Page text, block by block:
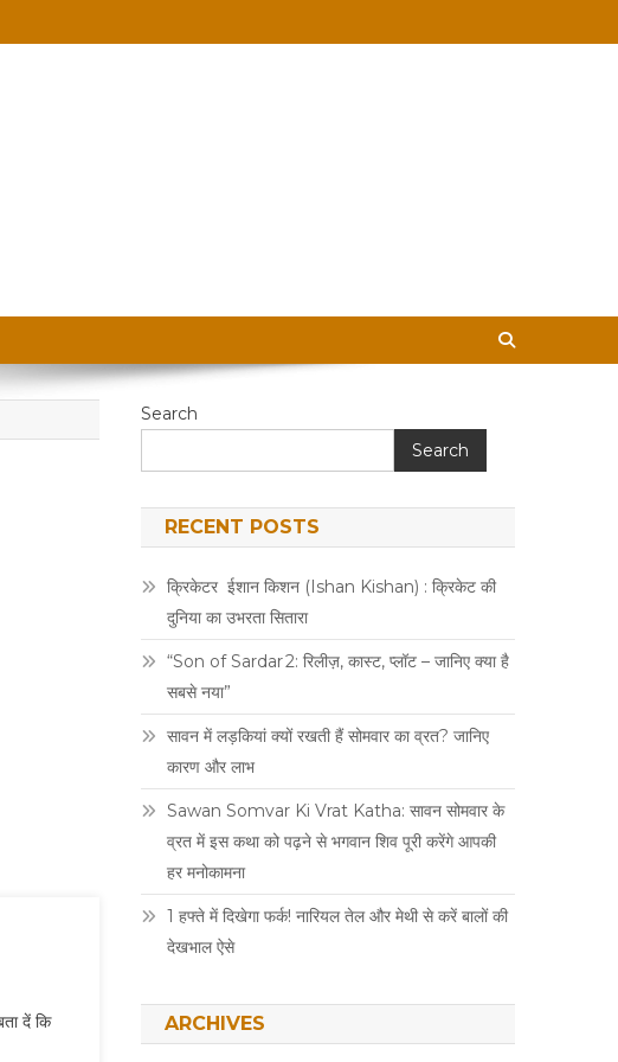
दें कि
Search
Search
RECENT POSTS
क्रिकेटर ईशान किशन (Ishan Kishan) : क्रिकेट की
दुनिया का उभरता सितारा
“Son of Sardar 2: रिलीज़, कास्ट, प्लॉट – जानिए क्या है
सबसे नया”
सावन में लड़कियां क्यों रखती हैं सोमवार का व्रत? जानिए
कारण और लाभ
Sawan Somvar Ki Vrat Katha: सावन सोमवार के
व्रत में इस कथा को पढ़ने से भगवान शिव पूरी करेंगे आपकी
हर मनोकामना
1 हफ्ते में दिखेगा फर्क! नारियल तेल और मेथी से करें बालों की
देखभाल ऐसे
ARCHIVES